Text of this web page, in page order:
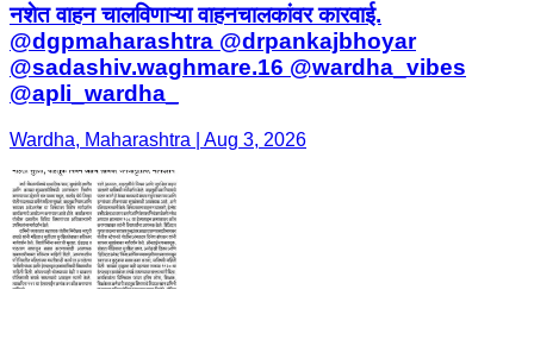
नशेत वाहन चालविणाऱ्या वाहनचालकांवर कारवाई.
@dgpmaharashtra @drpankajbhoyar
@sadashiv.waghmare.16 @wardha_vibes
@apli_wardha_
Wardha, Maharashtra | Aug 3, 2026